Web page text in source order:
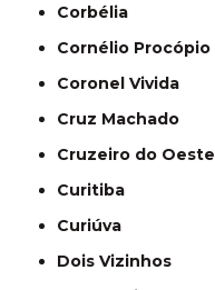
Corbélia
Cornélio Procópio
Coronel Vivida
Cruz Machado
Cruzeiro do Oeste
Curitiba
Curiúva
Dois Vizinhos